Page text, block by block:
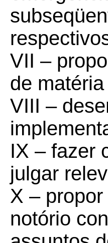
VII –
de
VIII –
IX – fazer
julgar
X –
notório